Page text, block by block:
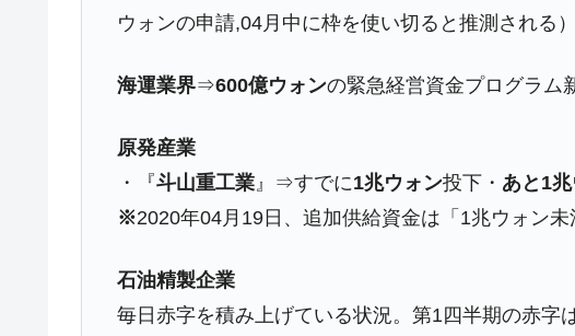
『Money1』 韓国ボンクラ政策室長･金容範、株価暴落に他人事
『Money1』
『Money1』 IT産業は人を雇用する効果は低い。全産業の半分
Fact1 日本の誇る海洋資源調査船『白嶺』は先進技術の塊！
ウォンの申請,04月中に枠を使い切ると推測される）
海運業界⇒600億ウォンの緊急経営資金プログラム
原発産業
・『斗山重工業』⇒すでに1兆ウォン投下・ あと1
※2020年04月19日、追加供給資金は「1兆ウォン
石油精製企業
毎日赤字を積み上げている状況。第1四半期の赤字